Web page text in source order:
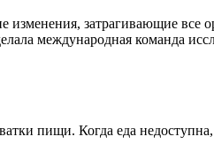
изменения, затрагивающие
международная команда
пищи. Когда еда недоступна,